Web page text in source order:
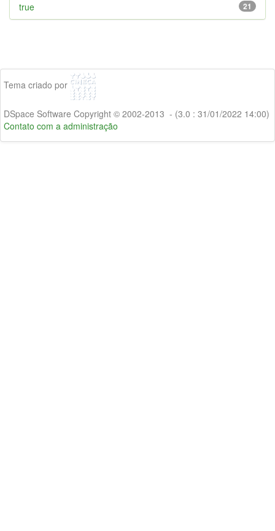
21
true
Tema criado por
DSpace Software Copyright © 2002-2013 - (3.0 : 31/01/2022 14:00)
Contato com a administração